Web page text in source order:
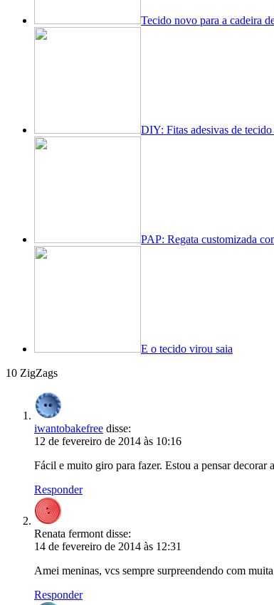
Tecido novo para a cadeira
DIY: Fitas adesivas de
PAP: Regata customizada
E o tecido virou saia
10 ZigZags
iwantobakefree disse:
12 de fevereiro de 2014 às 10:16
Fácil e muito giro para fazer. Estou a pensar
Responder
Renata fermont disse:
14 de fevereiro de 2014 às 12:31
Amei meninas, vcs sempre surpreendendo com
Responder